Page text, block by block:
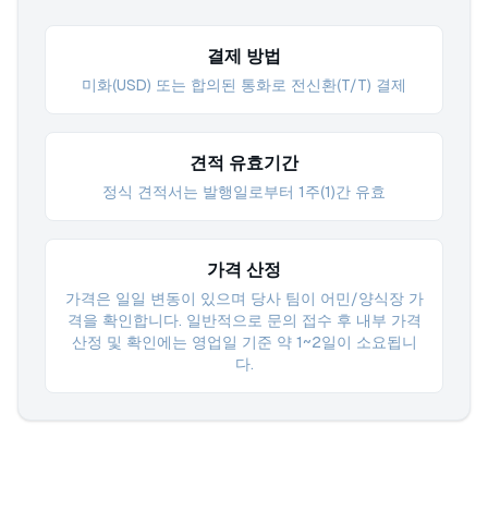
결제 방법
미화(USD) 또는 합의된 통화로 전신환(T/T) 결제
견적 유효기간
정식 견적서는 발행일로부터 1주(1)간 유효
가격 산정
가격은 일일 변동이 있으며 당사 팀이 어민/양식장 가
격을 확인합니다. 일반적으로 문의 접수 후 내부 가격
산정 및 확인에는 영업일 기준 약 1~2일이 소요됩니
다.